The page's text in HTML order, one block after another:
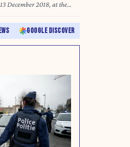
December 2018, at the
GOOGLE DISCOVER